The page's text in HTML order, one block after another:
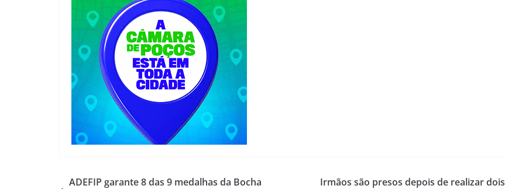
ADEFIP garante 8 das 9 medalhas da Bocha
Irmãos são presos depois de realizar dois